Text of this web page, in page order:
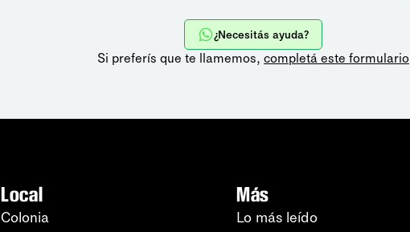
¿Necesitás ayuda?
Si preferís que te llamemos, completá este formulario
Local
Colonia
Más
Lo más leído